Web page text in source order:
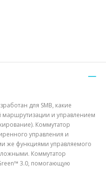
для SMB, какие
маршрутизации и управлением
Коммутатор
управления и
же функциями управляемого
Коммутатор
3.0, помогающую